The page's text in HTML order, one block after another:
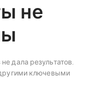
не
дала результатов.
ключевыми